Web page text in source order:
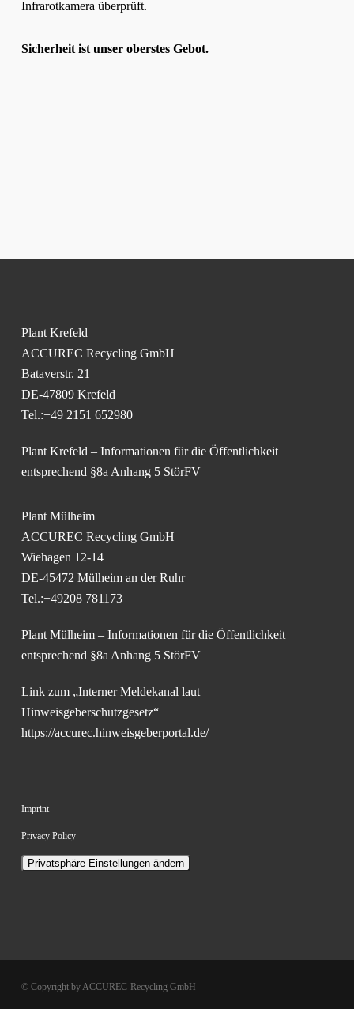
Infrarotkamera überprüft.
Sicherheit ist unser oberstes Gebot.
Plant Krefeld
ACCUREC Recycling GmbH
Bataverstr. 21
DE-47809 Krefeld
Tel.:+49 2151 652980
Plant Krefeld – Informationen für die Öffentlichkeit
entsprechend §8a Anhang 5 StörFV
Plant Mülheim
ACCUREC Recycling GmbH
Wiehagen 12-14
DE-45472 Mülheim an der Ruhr
Tel.:+49208 781173
Plant Mülheim – Informationen für die Öffentlichkeit
entsprechend §8a Anhang 5 StörFV
Link zum „Interner Meldekanal laut
Hinweisgeberschutzgesetz“
https://accurec.hinweisgeberportal.de/
Imprint
Privacy Policy
Privatsphäre-Einstellungen ändern
© Copyright by ACCUREC-Recycling GmbH